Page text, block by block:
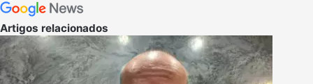
Artigos relacionados